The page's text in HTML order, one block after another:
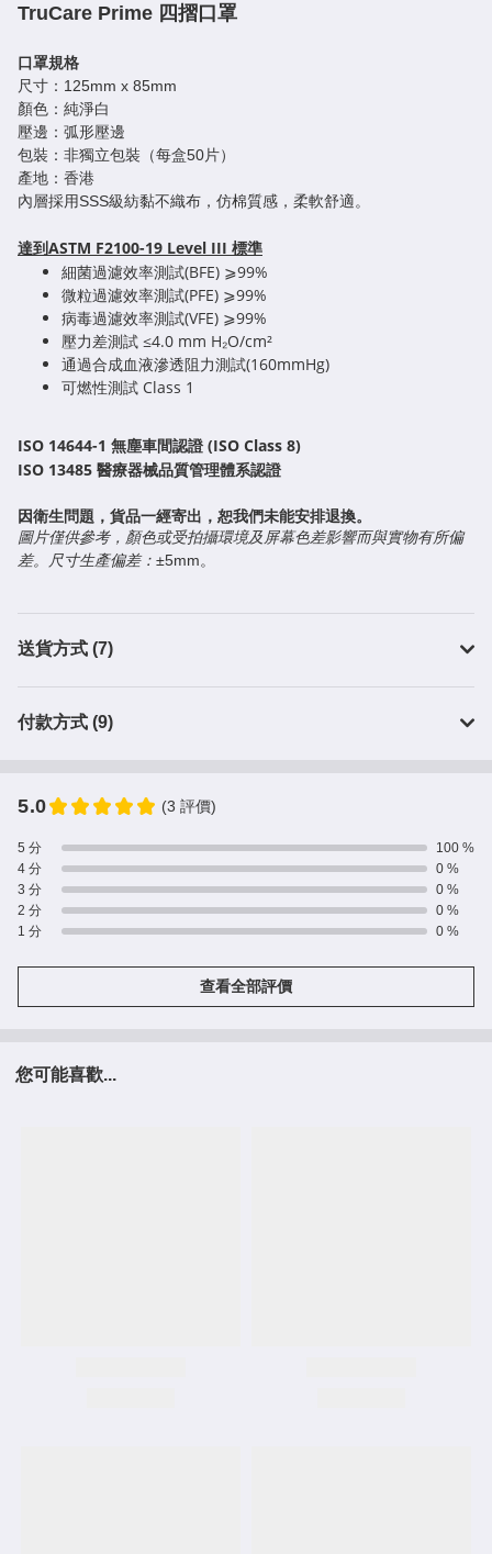
TruCare Prime 四摺口罩
口罩規格
尺寸：125mm x 85mm
顏色：純淨白
壓邊：弧形壓邊
包裝：非獨立包裝（每盒50片）
產地：香港
內層採用SSS級紡黏不織布，仿棉質感，柔軟舒適。
達到ASTM F2100-19 Level III 標準
細菌過濾效率測試(BFE) ⩾99%
微粒過濾效率測試(PFE) ⩾99%
病毒過濾效率測試(VFE) ⩾99%
壓力差測試 ≤4.0 mm H₂O/cm²
通過合成血液滲透阻力測試(160mmHg)
可燃性測試 Class 1
ISO 14644-1 無塵車間認證 (ISO Class 8)
ISO 13485 醫療器械品質管理體系認證
因衛生問題，貨品一經寄出，恕我們未能安排退換。
圖片僅供參考，顏色或受拍攝環境及屏幕色差影響而與實物有所偏
差。
尺寸生產偏差： ±5mm。
送貨方式 (7)
付款方式 (9)
5.0 (3 評價)
5 分
100 %
4 分
0 %
3 分
0 %
2 分
0 %
1 分
0 %
查看全部評價
您可能喜歡...